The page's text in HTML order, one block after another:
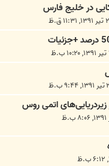
در خلیج فارس
زیردریایی‌های اتمی روس